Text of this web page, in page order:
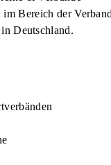
Bereich der
Deutschland.